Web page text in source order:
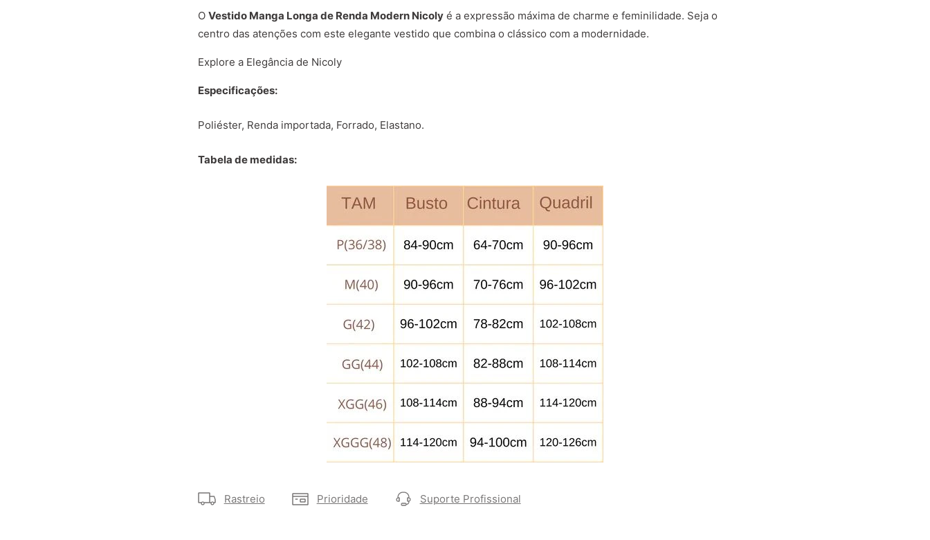
O Vestido Manga Longa de Renda Modern Nicolyé a expressão máxima de charme e feminilidade. Seja o
centro das atenções com este elegante vestido que combina o clássico com a modernidade.
Explore a Elegância de Nicoly
Especificações:
Poliéster, Renda importada, Forrado, Elastano.
Tabela de medidas:
Rastreio Prioridade Suporte Profissional